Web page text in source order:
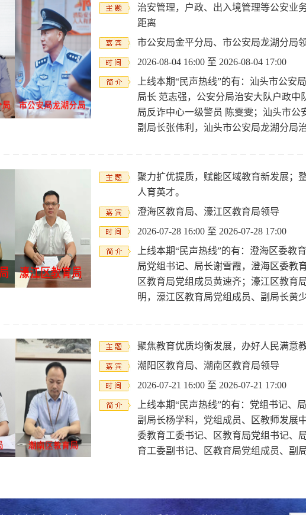
治安管理，户政、出入境管理等公安业
距离
市公安局金平分局、市公安局龙湖分局
2026-08-04 16:00 至 2026-08-04 17:00
上线本期“民声热线”的有：汕头市公安
局长 范志强，公安分局治安大队户政中
局反诈中心一级警员 陈雯雯；汕头市公
副局长张伟利，汕头市公安局龙湖分局
聚力扩优提质，赋能区域教育新发展；
人育英才。
澄海区教育局、濠江区教育局领导
2026-07-28 16:00 至 2026-07-28 17:00
上线本期“民声热线”的有：澄海区委教
局党组书记、局长谢雪霞，澄海区委教
区教育局党组成员黄速齐；濠江区教育
明，濠江区教育局党组成员、副局长黄
聚焦教育优质均衡发展，办好人民满意
潮阳区教育局、潮南区教育局领导
2026-07-21 16:00 至 2026-07-21 17:00
上线本期“民声热线”的有：党组书记、
副局长杨学科，党组成员、区教师发展
委教育工委书记、区教育局党组书记、
育工委副书记、区教育局党组成员、副